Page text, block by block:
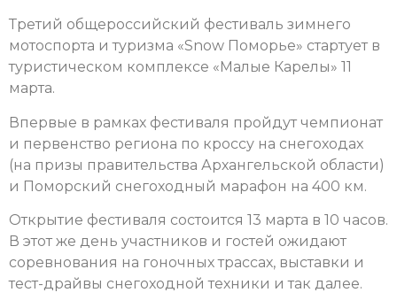
Третий общероссийский фестиваль зимнего
мотоспорта и туризма «Snow Поморье» стартует в
туристическом комплексе «Малые Карелы» 11
марта.
Впервые в рамках фестиваля пройдут чемпионат
и первенство региона по кроссу на снегоходах
(на призы правительства Архангельской области)
и Поморский снегоходный марафон на 400 км.
Открытие фестиваля состоится 13 марта в 10 часов.
В этот же день участников и гостей ожидают
соревнования на гоночных трассах, выставки и
тест-драйвы снегоходной техники и так далее.